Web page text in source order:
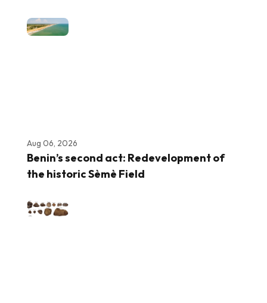
Aug 06, 2026
Benin’s second act: Redevelopment of
the historic Sèmè Field